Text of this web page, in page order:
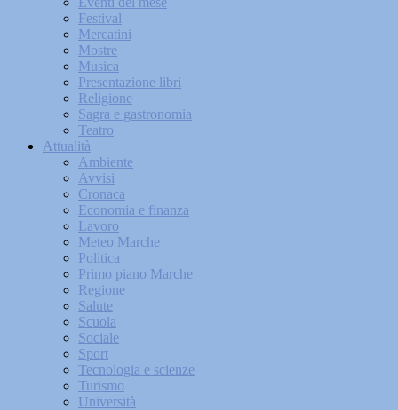
Festival
Mercatini
Mostre
Musica
Presentazione libri
Religione
Sagra e gastronomia
Teatro
Attualità
Ambiente
Avvisi
Cronaca
Economia e finanza
Lavoro
Meteo Marche
Politica
Primo piano Marche
Regione
Salute
Scuola
Sociale
Sport
Tecnologia e scienze
Turismo
Università